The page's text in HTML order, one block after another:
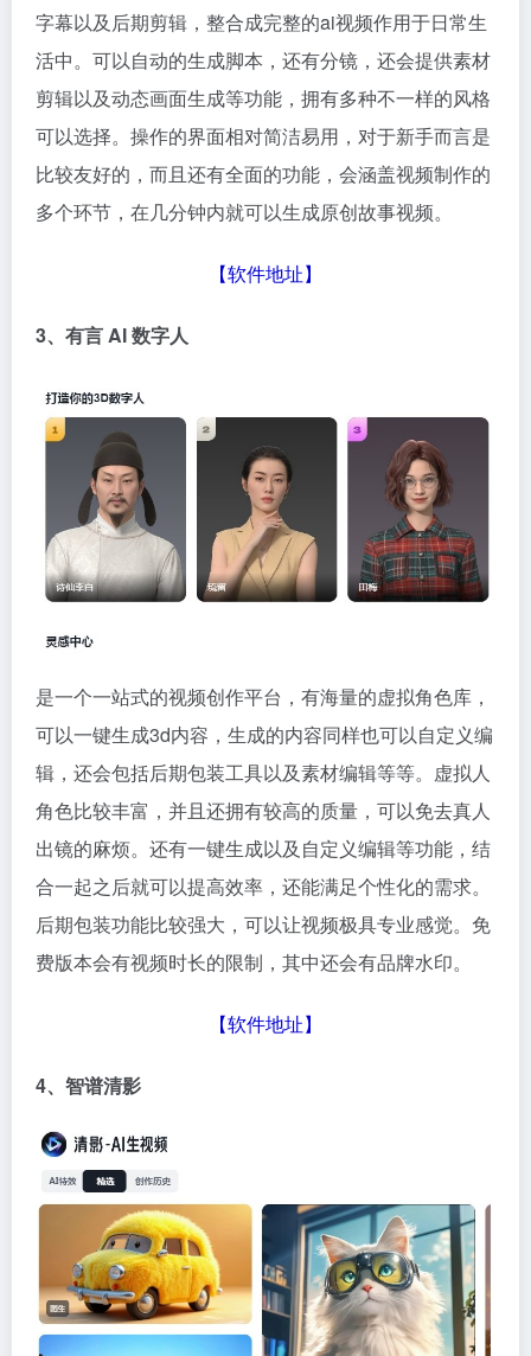
字幕以及后期剪辑，整合成完整的ai视频作用于日常生
活中。可以自动的生成脚本，还有分镜，还会提供素材
剪辑以及动态画面生成等功能，拥有多种不一样的风格
可以选择。操作的界面相对简洁易用，对于新手而言是
比较友好的，而且还有全面的功能，会涵盖视频制作的
多个环节，在几分钟内就可以生成原创故事视频。
【软件地址】
3、有言AI数字人
是一个一站式的视频创作平台，有海量的虚拟角色库，
可以一键生成3d内容，生成的内容同样也可以自定义编
辑，还会包括后期包装工具以及素材编辑等等。虚拟人
角色比较丰富，并且还拥有较高的质量，可以免去真人
出镜的麻烦。还有一键生成以及自定义编辑等功能，结
合一起之后就可以提高效率，还能满足个性化的需求。
后期包装功能比较强大，可以让视频极具专业感觉。免
费版本会有视频时长的限制，其中还会有品牌水印。
【软件地址】
4、智谱清影